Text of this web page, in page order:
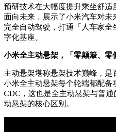
预研技术在大幅度提升乘坐舒
面向未来，展示了小米汽车对
完全自动驾驶，打通「人车家
字化基座。
小米全主动悬架，「零颠簸、零
主动悬架堪称悬架技术巅峰，是
小米全主动悬架每个轮端都配备
CDC，这也是全主动悬架与普
动悬架的核心区别。